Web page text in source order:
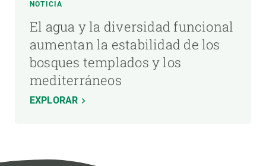
NOTICIA
El agua y la diversidad funcional
aumentan la estabilidad de los
bosques templados y los
mediterráneos
EXPLORAR